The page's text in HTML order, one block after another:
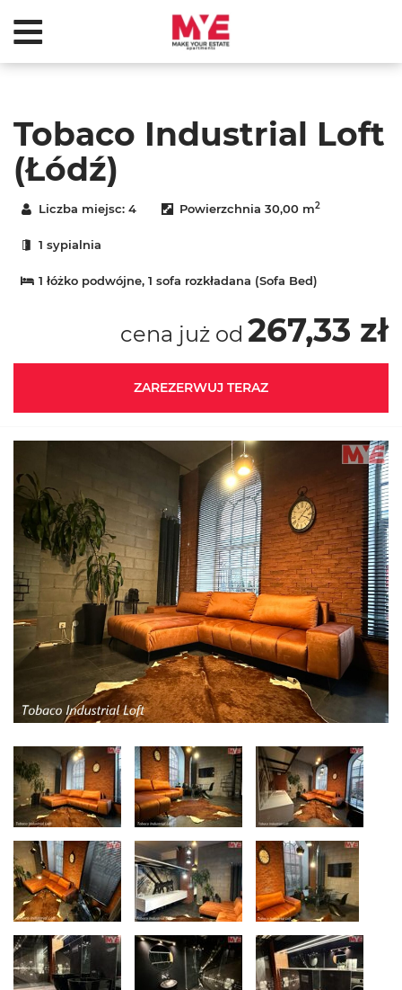
Tobaco Industrial Loft
(Łódź)
Liczba miejsc:4 Powierzchnia30,00 m2
1 sypialnia
1 łóżko podwójne, 1 sofa rozkładana (Sofa Bed)
cena już od 267,33 zł
ZAREZERWUJ TERAZ